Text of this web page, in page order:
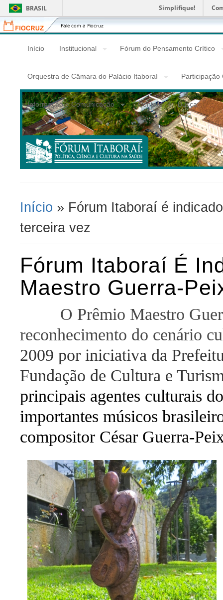
BRASIL Simplifique!
Fiocruz
Fale
com
Fiocruz
Início Institucional Fórum do Pensamento Crítico
Orquestra de Câmara do Palácio Itaboraí Participação
Informação e Comunicação Contato Busca
Você Está Aqui
Início » Fórum Itaboraí é
terceira vez
Fórum Itaboraí É
Maestro Guerra-
O Prêmio Maestro
reconhecimento do cenário
2009 por iniciativa da
Fundação de Cultura e
principais agentes culturais
importantes músicos
compositor César Guerra-